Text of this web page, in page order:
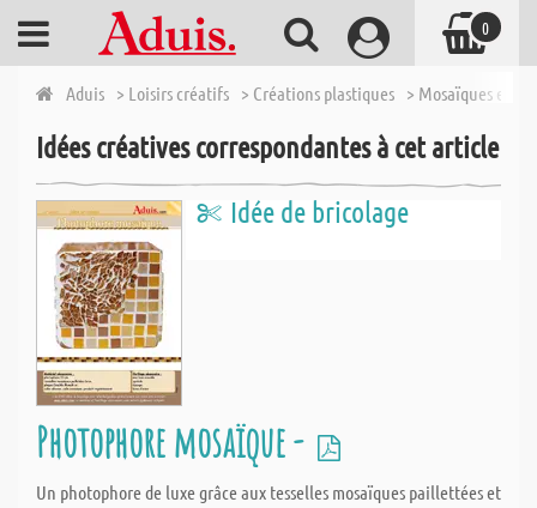
Aduis > Loisirs créatifs > Créations plastiques > Mosaïques et
Idées créatives correspondantes à cet article
Idée de bricolage
Photophore mosaïque -
Un photophore de luxe grâce aux tesselles mosaïques paillettées et
0